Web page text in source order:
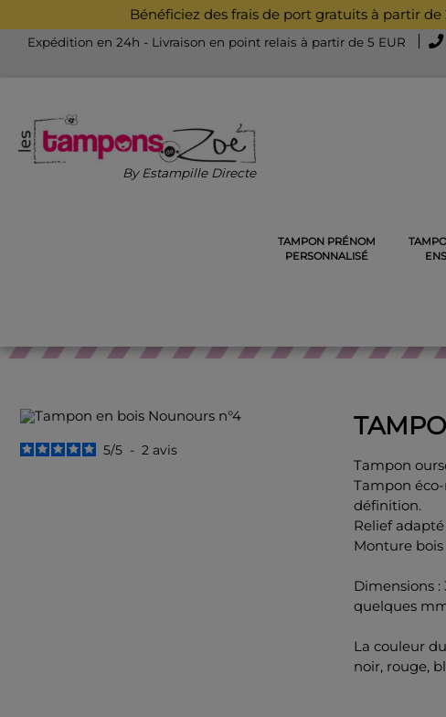
Bénéficiez des frais de port gratuits à partir
Expédition en 24h - Livraison en point relais à partir de 5 EUR
By Estampille Directe
TAMPON PRÉNOM
PERSONNALISÉ
TAMPONS DÉCORATIFS EN BOIS TAMPONS
Tampon
Tampon
définition.
Relief
Monture bois
Dimensions
quelques
La couleur
noir, rouge,
5/5 - 2 avis